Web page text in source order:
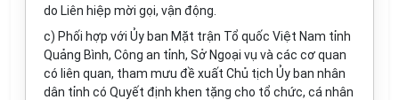
do Liên hiệp mời gọi, vận động.
c) Phối hợp với Ủy ban Mặt trận Tổ quốc Việt Nam tỉnh
Quảng Bình, Công an tỉnh, Sở Ngoại vụ và các cơ quan
có liên quan, tham mưu đề xuất Chủ tịch Ủy ban nhân
dân tỉnh có Quyết định khen tặng cho tổ chức, cá nhân